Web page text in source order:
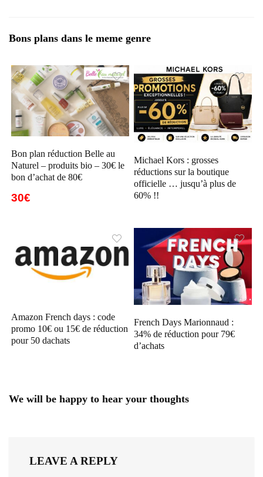
Bons plans dans le meme genre
Bon plan réduction Belle au
Naturel – produits bio – 30€ le
bon d’achat de 80€
30€
Michael Kors : grosses
réductions sur la boutique
officielle … jusqu’à plus de
60% !!
Amazon French days : code
promo 10€ ou 15€ de réduction
pour 50 dachats
French Days Marionnaud :
34% de réduction pour 79€
d’achats
We will be happy to hear your thoughts
LEAVE A REPLY